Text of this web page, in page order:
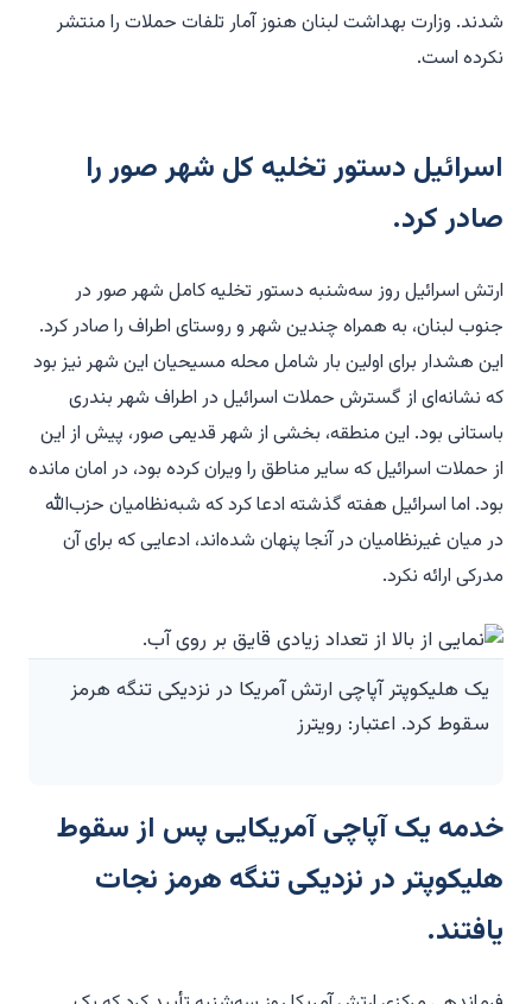
شدند. وزارت بهداشت لبنان هنوز آمار تلفات حملات را منتشر
نکرده است.
اسرائیل دستور تخلیه کل شهر صور را
صادر کرد.
ارتش اسرائیل روز سه‌شنبه دستور تخلیه کامل شهر صور در
جنوب لبنان، به همراه چندین شهر و روستای اطراف را صادر کرد.
این هشدار برای اولین بار شامل محله مسیحیان این شهر نیز بود
که نشانه‌ای از گسترش حملات اسرائیل در اطراف شهر بندری
باستانی بود. این منطقه، بخشی از شهر قدیمی صور، پیش از این
از حملات اسرائیل که سایر مناطق را ویران کرده بود، در امان مانده
بود. اما اسرائیل هفته گذشته ادعا کرد که شبه‌نظامیان حزب‌الله
در میان غیرنظامیان در آنجا پنهان شده‌اند، ادعایی که برای آن
مدرکی ارائه نکرد.
یک هلیکوپتر آپاچی ارتش آمریکا در نزدیکی تنگه هرمز
سقوط کرد. اعتبار: رویترز
خدمه یک آپاچی آمریکایی پس از سقوط
هلیکوپتر در نزدیکی تنگه هرمز نجات
یافتند.